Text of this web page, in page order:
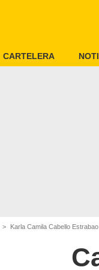
CARTELERA
Karla Camila Cabello